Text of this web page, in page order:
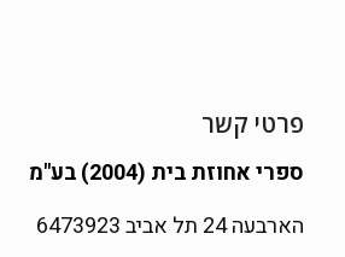
פרטי קשר
ספרי אחוזת בית (2004) בע"מ
הארבעה 24 תל אביב 6473923